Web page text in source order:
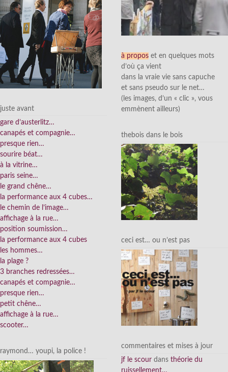
juste avant
gare d’austerlitz…
canapés et compagnie…
presque rien…
sourire béat…
à la vitrine…
paris seine…
le grand chêne…
la performance aux 4 cubes…
le chemin de l’image…
affichage à la rue…
position soumission…
la performance aux 4 cubes
les hommes…
la plage ?
3 branches redressées…
canapés et compagnie…
presque rien…
petit chêne…
affichage à la rue…
scooter…
raymond… youpi, la police !
à propos et en quelques mots
d’où ça vient
dans la vraie vie sans capuche
et sans pseudo sur le net…
(les images, d’un « clic », vous
emmènent ailleurs)
thebois dans le bois
ceci est… ou n’est pas
commentaires et mises à jour
jf le scour dans théorie du